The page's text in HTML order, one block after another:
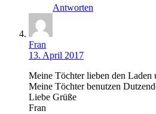
Antworten
Fran
13. April 2017
Meine Töchter lieben den Laden
Meine Töchter benutzen
Liebe Grüße
Fran